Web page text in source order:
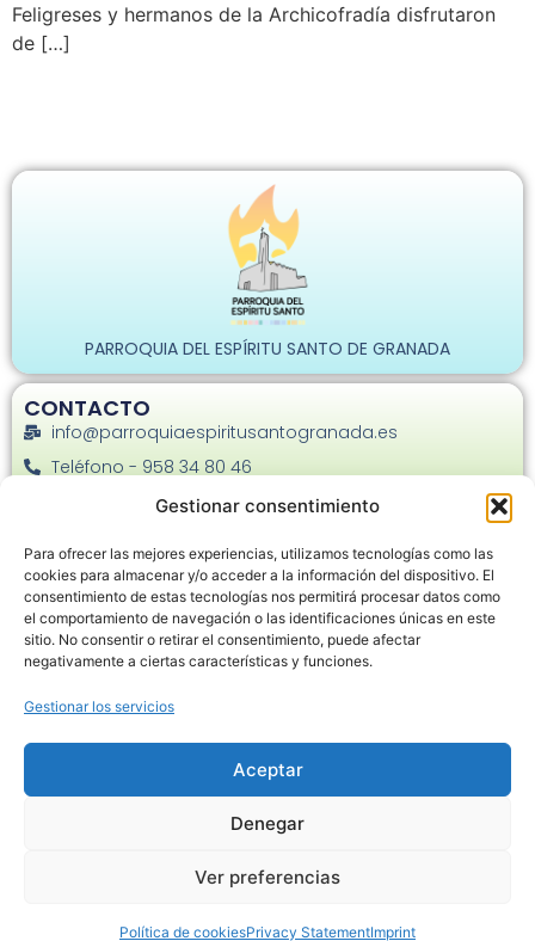
Gestionar consentimiento
Para ofrecer las mejores experiencias, utilizamos tecnologías como las
cookies para almacenar y/o acceder a la información del dispositivo. El
consentimiento de estas tecnologías nos permitirá procesar datos como
el comportamiento de navegación o las identificaciones únicas en este
sitio. No consentir o retirar el consentimiento, puede afectar
negativamente a ciertas características y funciones.
Gestionar los servicios
Aceptar
Denegar
Ver preferencias
Política de cookiesPrivacy StatementImprint
Feligreses y hermanos de la Archicofradía disfrutaron
de […]
PARROQUIA DEL ESPÍRITU SANTO DE GRANADA
CONTACTO
info@parroquiaespiritusantogranada.es
Teléfono - 958 34 80 46
C. Joaquina Eguaras, 22 - 18013
Política de cookies
Estoy de acuerdo